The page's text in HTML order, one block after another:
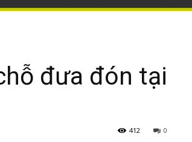
đưa đón tại
0
412